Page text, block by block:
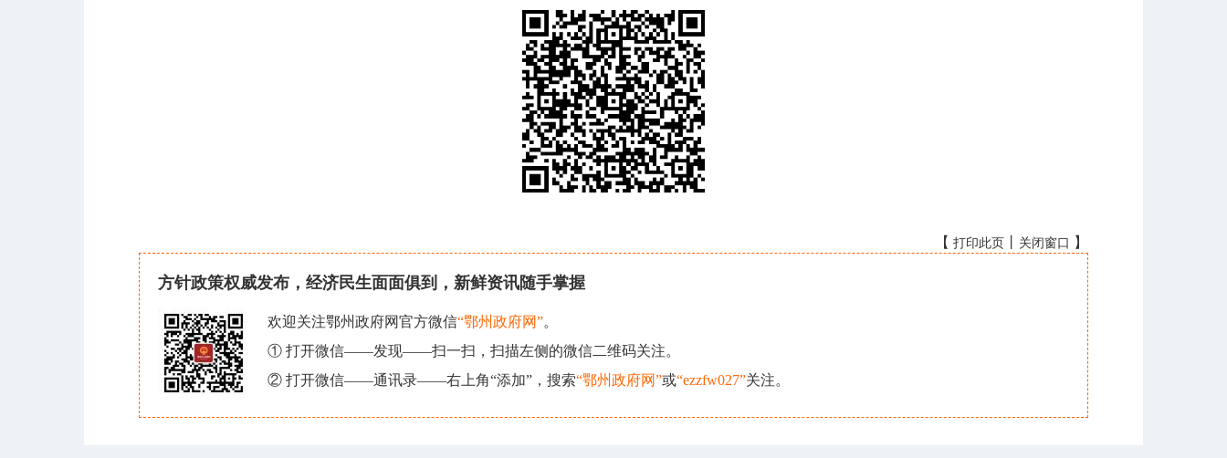
【 打印此页 关闭窗口 】
方针政策权威发布，经济民生面面俱到，新鲜资讯随手掌握
欢迎关注鄂州政府网官方微信“鄂州政府网”。
① 打开微信——发现——扫一扫，扫描左侧的微信二维码关注。
② 打开微信——通讯录——右上角“添加”，搜索“鄂州政府网”或“ezzfw027”关注。